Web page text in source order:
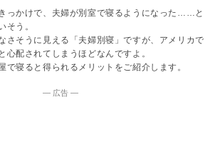
っかけで、夫婦が別室で寝るようになった……と
そう。
さそうに見える「夫婦別寝」ですが、アメリカで
心配されてしまうほどなんですよ。
で寝ると得られるメリットをご紹介します。
― 広告 ―